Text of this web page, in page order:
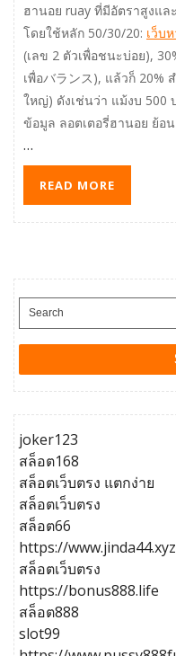
ฮานอย ruay ที่มีอัตราสูงแ
โดยใช้หลัก 50/30/20: เว็บ
(เลข 2 ตัวเพื่อชนะบ่อย),
เพื่อバランス), แล้วก็ 20%
ใหญ่) ดังเช่นว่า แม้งบ 500
ข้อมูล ลอตเตอรี่ฮานอย ย้อ
…
READ MORE
Search
for:
joker123
สล็อต168
สล็อตเว็บตรง แตกง่าย
สล็อตเว็บตรง
สล็อต66
https://www.jinda44.xyz
สล็อตเว็บตรง
https://bonus888.life
สล็อต888
slot99